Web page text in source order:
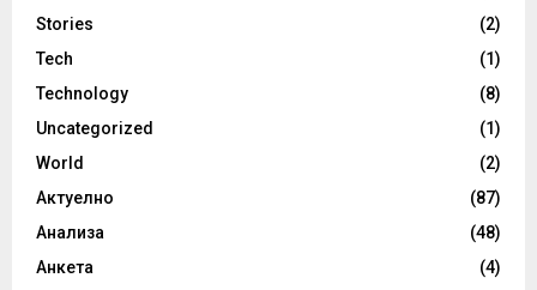
Stories
(2)
Tech
(1)
Technology
(8)
Uncategorized
(1)
World
(2)
Актуелно
(87)
Анализа
(48)
Анкета
(4)